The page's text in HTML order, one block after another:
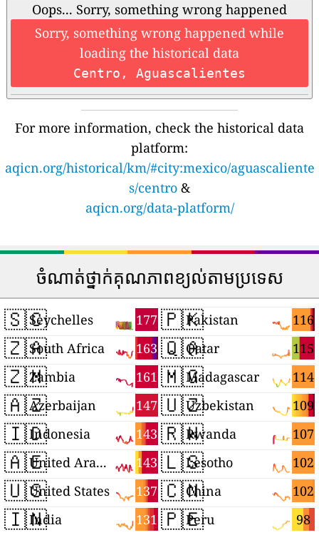
Oops... Sorry, something wrong happened
Sorry, something wrong happened while
loading the historical data
Centro, Aguascalientes
For more information, check the historical data
platform:
aqicn.org/historical/km/#city:mexico/aguascaliente
s/centro &
aqicn.org/data-platform/
ចំណាត់ថ្នាក់គុណភាពខ្យល់តាមប្រទេស
🇸🇨 177
Seychelles
🇿🇦 163
South Africa
🇿🇲 161
Zambia
🇦🇿 147
Azerbaijan
🇮🇩 143
Indonesia
🇦🇪 143
United Arab Emirates
🇺🇸 137
United States
🇮🇳 131
India
🇵🇰 116
Pakistan
🇶🇦 115
Qatar
🇲🇬 114
Madagascar
🇺🇿 109
Uzbekistan
🇷🇼 107
Rwanda
🇱🇸 102
Lesotho
🇨🇳 102
China
🇵🇪 98
Peru